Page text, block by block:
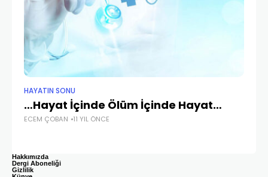
HAYATIN SONU
…Hayat İçinde Ölüm İçinde Hayat…
ECEM ÇOBAN 11 YIL ÖNCE
Hakkımızda
Dergi Aboneliği
Gizlilik